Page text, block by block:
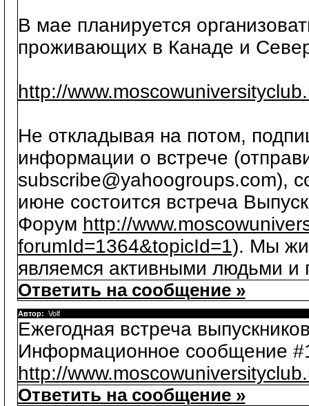
В мае планируется
проживающих в Канаде и
http://
Не откладывая на потом,
информации о встрече
subscribe@yahoogroups.com),
июне состоится встреча
Форум http://
forumId=1364&topicId=1). Мы
являемся активными людьми и
Ответить на сообщение »
Автор: Volf
Ежегодная встреча
Информационное сообщение
http://
Ответить на сообщение »